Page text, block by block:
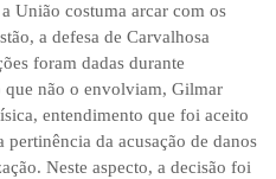
União costuma arcar com os
a defesa de Carvalhosa
foram dadas durante
que não o envolviam, Gilmar
entendimento que foi aceito
da acusação de danos
Neste aspecto, a decisão foi